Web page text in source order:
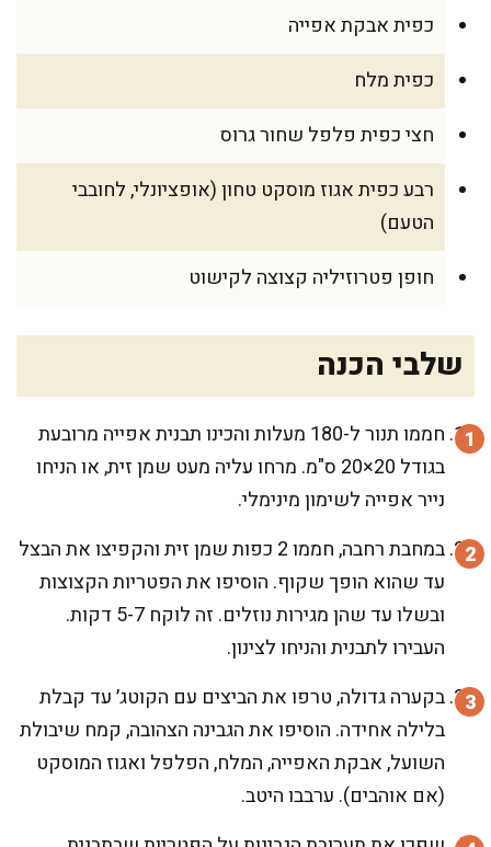
כפית אבקת אפייה
כפית מלח
חצי כפית פלפל שחור גרוס
רבע כפית אגוז מוסקט טחון (אופציונלי, לחובבי
הטעם)
חופן פטרוזיליה קצוצה לקישוט
שלבי הכנה
חממו תנור ל-180 מעלות והכינו תבנית אפייה מרובעת
בגודל 20×20 ס"מ. מרחו עליה מעט שמן זית, או הניחו
נייר אפייה לשימון מינימלי.
במחבת רחבה, חממו 2 כפות שמן זית והקפיצו את הבצל
עד שהוא הופך שקוף. הוסיפו את הפטריות הקצוצות
ובשלו עד שהן מגירות נוזלים. זה לוקח 5-7 דקות.
העבירו לתבנית והניחו לצינון.
בקערה גדולה, טרפו את הביצים עם הקוטג׳ עד קבלת
בלילה אחידה. הוסיפו את הגבינה הצהובה, קמח שיבולת
השועל, אבקת האפייה, המלח, הפלפל ואגוז המוסקט
(אם אוהבים). ערבבו היטב.